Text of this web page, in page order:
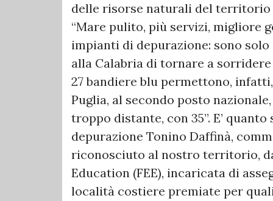
delle risorse naturali del territorio
“Mare pulito, più servizi, migliore
impianti di depurazione: sono
alla Calabria di tornare a
27 bandiere blu permettono,
Puglia, al secondo posto
troppo distante, con 35”. E’
depurazione Tonino Daffinà,
riconosciuto al nostro territorio,
Education (FEE), incaricata di
località costiere premiate per